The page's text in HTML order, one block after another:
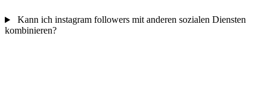
Kann ich instagram followers mit anderen sozialen Diensten
kombinieren?